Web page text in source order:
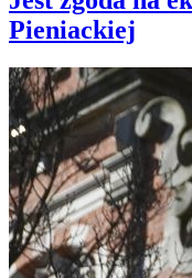
Pieniackiej